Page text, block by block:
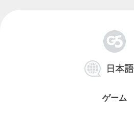
日本語
体
中
ゲーム